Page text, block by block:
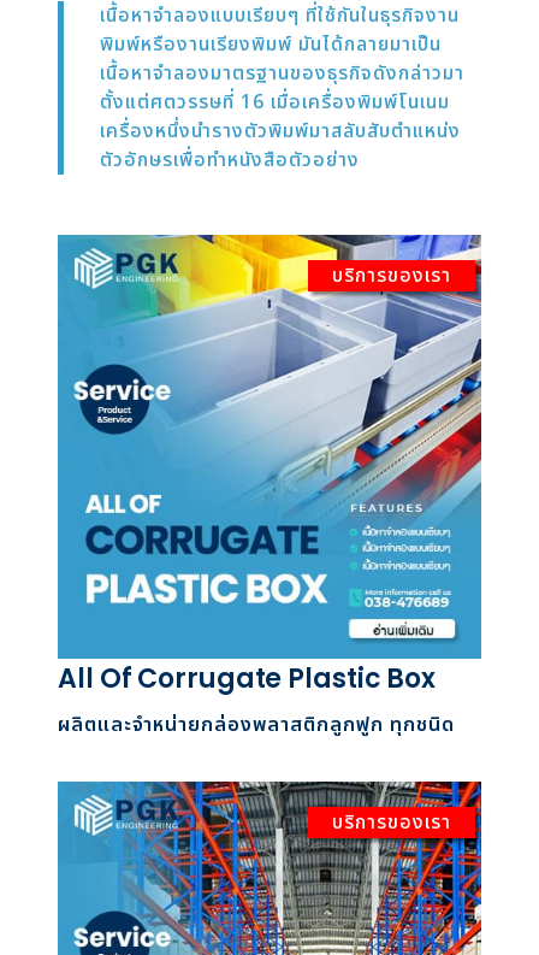
เนื้อหาจำลองแบบเรียบๆ ที่ใช้กันในธุรกิจงาน
พิมพ์หรืองานเรียงพิมพ์ มันได้กลายมาเป็น
เนื้อหาจำลองมาตรฐานของธุรกิจดังกล่าวมา
ตั้งแต่ศตวรรษที่ 16 เมื่อเครื่องพิมพ์โนเนม
เครื่องหนึ่งนำรางตัวพิมพ์มาสลับสับตำแหน่ง
ตัวอักษรเพื่อทำหนังสือตัวอย่าง
บริการของเรา
All Of Corrugate Plastic Box
ผลิตและจำหน่ายกล่องพลาสติกลูกฟูก ทุกชนิด
บริการของเรา